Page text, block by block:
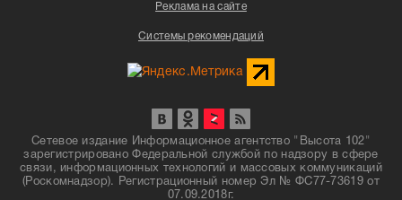
Реклама на сайте
Системы рекомендаций
Сетевое издание Информационное агентство "Высота 102"
зарегистрировано Федеральной службой по надзору в сфере
связи, информационных технологий и массовых коммуникаций
(Роскомнадзор). Регистрационный номер Эл № ФС77-73619 от
07.09.2018г.